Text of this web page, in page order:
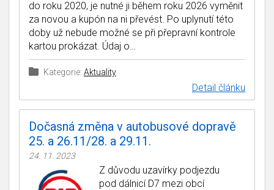
do roku 2020, je nutné ji během roku 2026 vyměnit
za novou a kupón na ni převést. Po uplynutí této
doby už nebude možné se při přepravní kontrole
kartou prokázat. Údaj o…
Kategorie: Aktuality
Detail článku
Dočasná změna v autobusové dopravě
25. a 26.11/28. a 29.11.
24. 11. 2023
Z důvodu uzavírky podjezdu
pod dálnicí D7 mezi obcí